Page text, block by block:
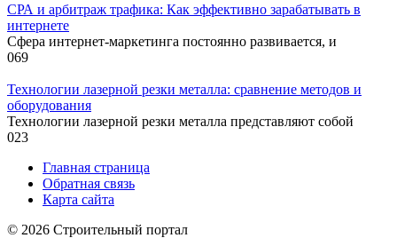
СРА и арбитраж трафика: Как эффективно зарабатывать в
интернете
Сфера интернет-маркетинга постоянно развивается, и
069
Технологии лазерной резки металла: сравнение методов и
оборудования
Технологии лазерной резки металла представляют собой
023
Главная страница
Обратная связь
Карта сайта
© 2026 Строительный портал